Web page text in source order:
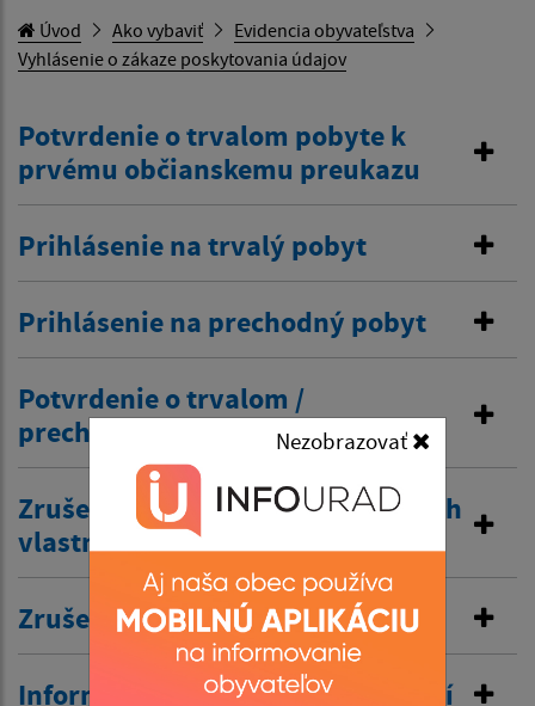
Nezobrazovať
Úvod Ako vybaviť
Evidencia obyvateľstva
Vyhlásenie o zákaze poskytovania údajov
Potvrdenie o trvalom pobyte k
prvému občianskemu preukazu
Prihlásenie na trvalý pobyt
Prihlásenie na prechodný pobyt
Potvrdenie o trvalom /
prechodnom pobyte
Zrušenie trvalého pobytu na návrh
vlastníka budovy
Zrušenie prechodného pobytu
Informovanie o pobyte v zahraničí